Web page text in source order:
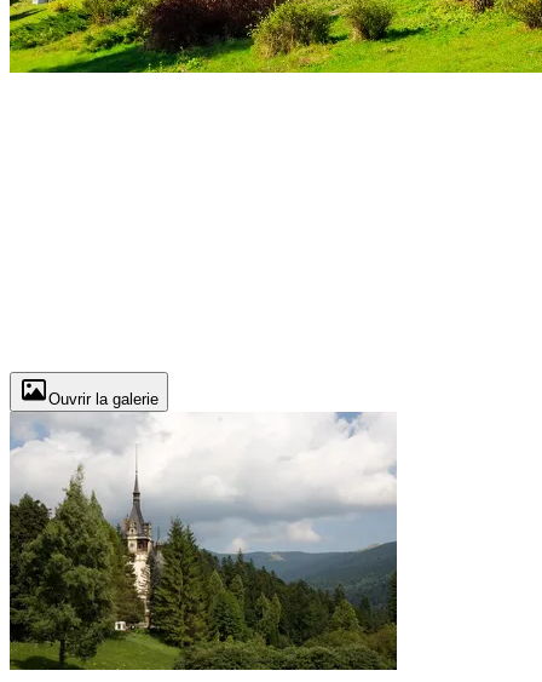
Ouvrir la galerie